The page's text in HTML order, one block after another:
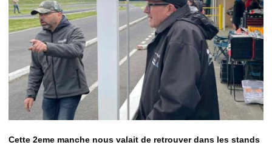
Cette 2eme manche nous valait de retrouver dans les stands